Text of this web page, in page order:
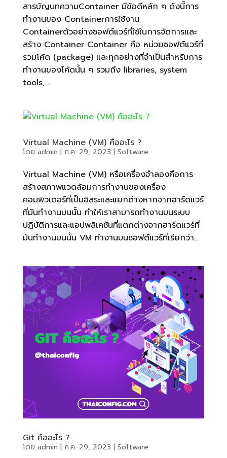
สารบัญบทความContainer มีข้อดีหลัก ๆ ดังนี้การ
ทำงานของ Containerการใช้งาน
Containerตัวอย่างซอฟต์แวร์ที่ใช้ในการจัดการและ
สร้าง Container Container คือ หน่วยซอฟต์แวร์ที่
รวมโค้ด (package) และทุกอย่างที่จำเป็นสำหรับการ
ทำงานของโค้ดนั้น ๆ รวมถึง libraries, system
tools,...
Virtual Machine (VM) คืออะไร ?
โดย admin | ก.ค. 29, 2023 | Software
Virtual Machine (VM) หรือเครื่องจำลองคือการ
สร้างสภาพแวดล้อมการทำงานของเครื่อง
คอมพิวเตอร์ที่เป็นอิสระและแยกต่างหากจากฮาร์ดแวร์
ที่มันทำงานบนนั้น ทำให้เราสามารถทำงานบนระบบ
ปฏิบัติการและแอปพลิเคชันที่แตกต่างจากฮาร์ดแวร์ที่
มันทำงานบนนั้น VM ทำงานบนซอฟต์แวร์ที่เรียกว่า...
Git คืออะไร ?
โดย admin | ก.ค. 29, 2023 | Software